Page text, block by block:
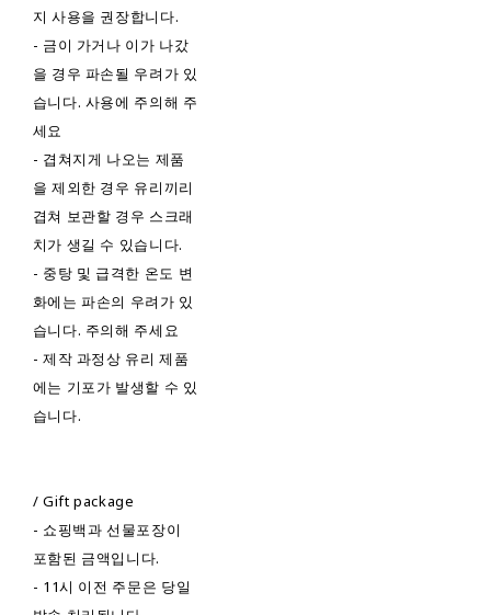
지 사용을 권장합니다.
- 금이 가거나 이가 나갔
을 경우 파손될 우려가 있
습니다. 사용에 주의해 주
세요
- 겹쳐지게 나오는 제품
을 제외한 경우 유리끼리
겹쳐 보관할 경우 스크래
치가 생길 수 있습니다.
- 중탕 및 급격한 온도 변
화에는 파손의 우려가 있
습니다. 주의해 주세요
- 제작 과정상 유리 제품
에는 기포가 발생할 수 있
습니다.
/ Gift package
- 쇼핑백과 선물포장이
포함된 금액입니다.
- 11시 이전 주문은 당일